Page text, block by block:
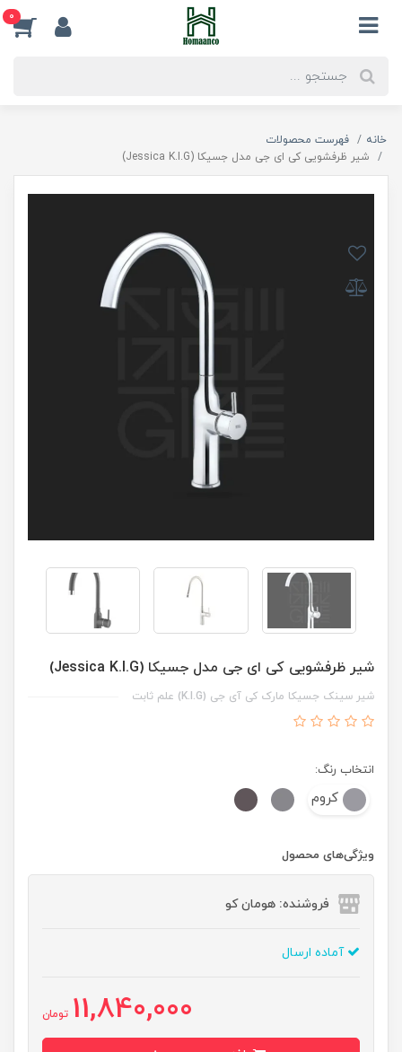
0
خانه
فهرست محصولات
شیر ظرفشویی کی ای جی مدل جسیکا (Jessica K.I.G)
شیر ظرفشویی کی ای جی مدل جسیکا (Jessica K.I.G)
شیر سینک جسیکا مارک کی آی جی (K.I.G) علم ثابت
انتخاب رنگ:
کروم
ویژگی‌های محصول
فروشنده: هومان کو
آماده ارسال
11,840,000 تومان